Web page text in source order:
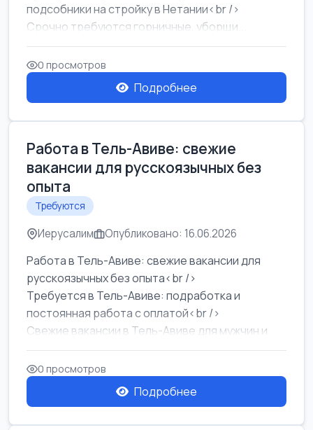
подсобники на стройку в Нетании<br />
Срочно требуются горничные, уборщи...
0 просмотров
Подробнее
Работа в Тель-Авиве: свежие
вакансии для русскоязычных без
опыта
Требуются
Иерусалим Опубликовано: 16.06.2026
Работа в Тель-Авиве: свежие вакансии для
русскоязычных без опыта<br />
Требуется в Тель-Авиве: подработка и
постоянная работа с оплатой<br />
Свежие вакансии в Тель-Авиве для мужчин и
женщин от хозя...
0 просмотров
Подробнее